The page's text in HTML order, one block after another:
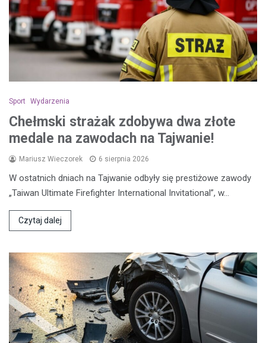
Sport Wydarzenia
Chełmski strażak zdobywa dwa złote
medale na zawodach na Tajwanie!
Mariusz Wieczorek 6 sierpnia 2026
W ostatnich dniach na Tajwanie odbyły się prestiżowe zawody
„Taiwan Ultimate Firefighter International Invitational”, w…
Czytaj dalej